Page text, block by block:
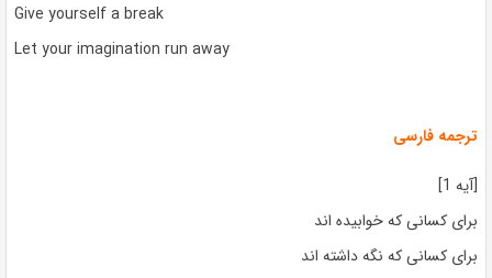
Give yourself a break
Let your imagination run away
ترجمه فارسی
[آیه 1]
برای کسانی که خوابیده اند
برای کسانی که نگه داشته اند